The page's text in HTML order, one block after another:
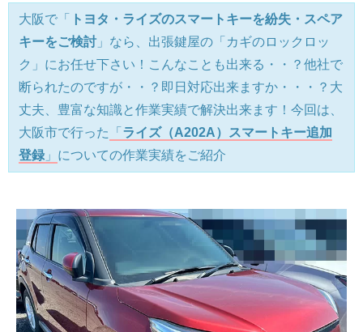
大阪で「
トヨタ・ライズのスマートキーを紛失・スペア
キーをご検討 」なら、出張鍵屋の「カギのロックロッ
ク」にお任せ下さい！こんなことも出来る・・？他社で
断られたのですが・・？即日対応出来ますか・・・？大
丈夫、豊富な知識と作業実績で解決出来ます！今回は、
大阪市で行った
「 ライズ（A202A）スマートキー追加
登録 」 についての作業実績をご紹介